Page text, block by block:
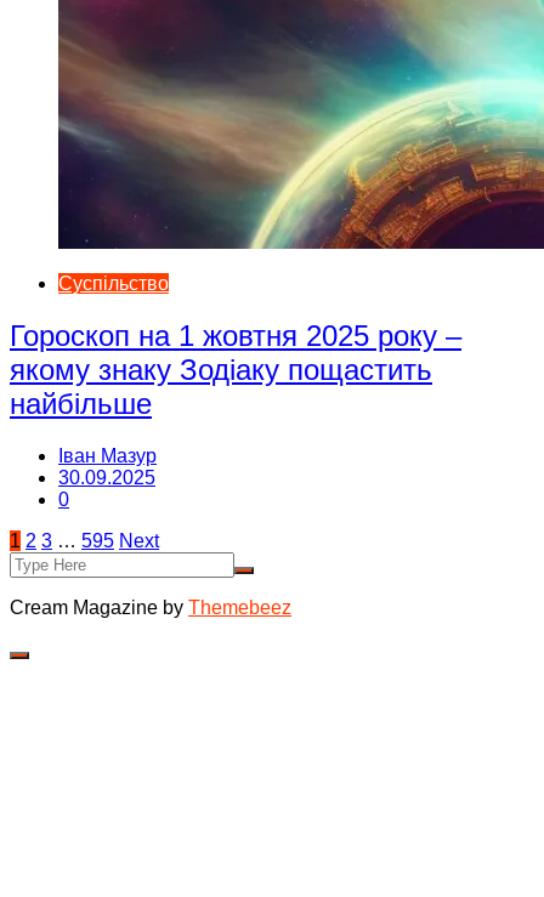
Суспільство
Гороскоп на 1 жовтня 2025 року –
якому знаку Зодіаку пощастить
найбільше
Іван Мазур
30.09.2025
0
Пагінація
записів
1 2 3 … 595 Next
Cream Magazine by Themebeez